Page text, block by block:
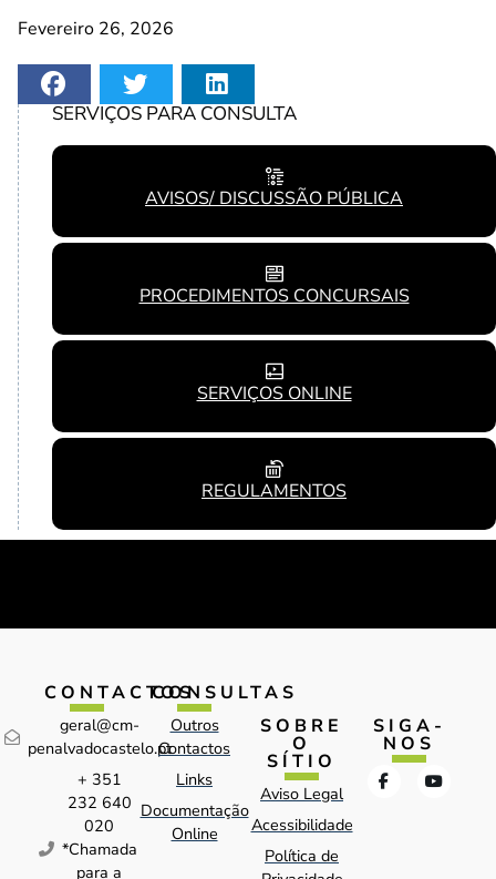
Fevereiro 26, 2026
SERVIÇOS PARA CONSULTA
AVISOS/ DISCUSSÃO PÚBLICA
PROCEDIMENTOS CONCURSAIS
SERVIÇOS ONLINE
REGULAMENTOS
CONTACTOS
geral@cm-
penalvadocastelo.pt
+ 351
232 640
020
*Chamada
para a
CONSULTAS
Outros
Contactos
Links
Documentação
Online
SOBRE
O
SÍTIO
Aviso Legal
Acessibilidade
Política de
SIGA-
NOS